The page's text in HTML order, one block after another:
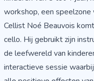
workshop, een
Cellist Noé Beauvois
cello. Hij gebruikt zijn
de leefwereld van
interactieve sessie